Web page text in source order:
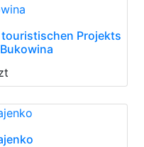
touristischen Projekts